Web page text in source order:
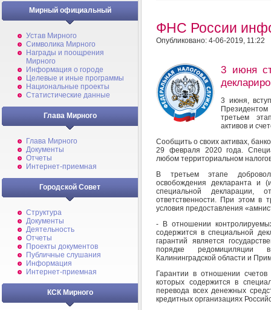
Мирный официальный
Устав Мирного
Символика Мирного
Награды и поощрения
Мирного
Информация о городе
Целевые и иные программы
Национальные проекты
Статистические данные
Глава Мирного
Глава Мирного
Документы
Отчеты
Интернет-приемная
Городской Совет
Структура
Документы
Деятельность
Отчеты
Проекты документов
Публичные слушания
Информация
Интернет-приемная
КСК Мирного
ФНС России
Опубликовано: 4-06-2019, 11:22
3 июня
3 июня,
третьем
активов и
Сообщить о своих активах,
29 февраля 2020 года.
любом территориальном
В третьем этапе
освобождения декларанта и
специальной декларации,
ответственности. При этом в
условия предоставления
- В отношении
содержится в специальной
гарантий является
порядке редомициляции
Калининградской области и
Гарантии в отношении
которых содержится в
перевода всех денежных
кредитных организациях